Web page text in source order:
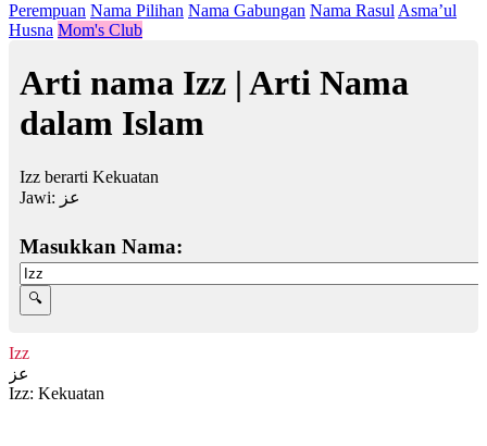
Perempuan Nama Pilihan Nama Gabungan Nama Rasul Asma’ul
Husna Mom's Club
Arti nama Izz | Arti Nama
dalam Islam
Izz berarti Kekuatan
Jawi: عز
Masukkan Nama:
Izz
عز
Izz: Kekuatan